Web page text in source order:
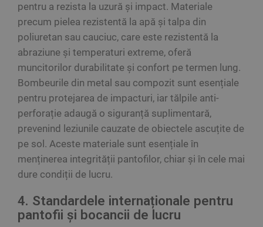
pentru a rezista la uzură și impact. Materiale
precum pielea rezistentă la apă și talpa din
poliuretan sau cauciuc, care este rezistentă la
abraziune și temperaturi extreme, oferă
muncitorilor durabilitate și confort pe termen lung.
Bombeurile din metal sau compozit sunt esențiale
pentru protejarea de impacturi, iar tălpile anti-
perforație adaugă o siguranță suplimentară,
prevenind leziunile cauzate de obiectele ascuțite de
pe sol. Aceste materiale sunt esențiale în
menținerea integrității pantofilor, chiar și în cele mai
dure condiții de lucru.
4. Standardele internaționale pentru
pantofii și bocancii de lucru